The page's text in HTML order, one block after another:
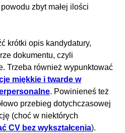
zbyt małej ilości
krótki opis kandydatury,
dokumentu, czyli
Trzeba również wypunktować
miękkie i twarde w
. Powinieneś też
przebieg dotychczasowej
(choć w niektórych
CV bez wykształcenia).